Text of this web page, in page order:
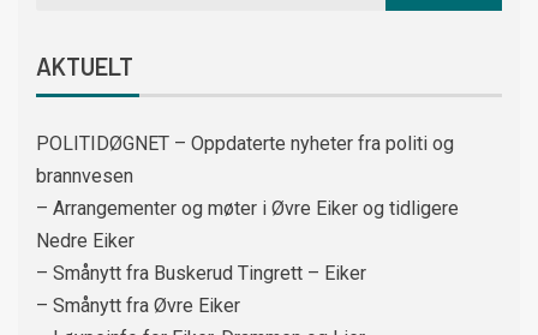
AKTUELT
POLITIDØGNET – Oppdaterte nyheter fra politi og
brannvesen
– Arrangementer og møter i Øvre Eiker og tidligere
Nedre Eiker
– Smånytt fra Buskerud Tingrett – Eiker
– Smånytt fra Øvre Eiker